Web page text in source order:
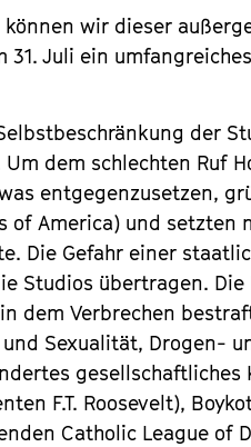
wir dieser
31. Juli ein
der
dem schlechten Ruf
entgegenzusetzen,
of America) und setzten
Die Gefahr einer
Studios übertragen. Die
dem Verbrechen
Sexualität, Drogen-
gesellschaftliches
F.T. Roosevelt),
Catholic League of